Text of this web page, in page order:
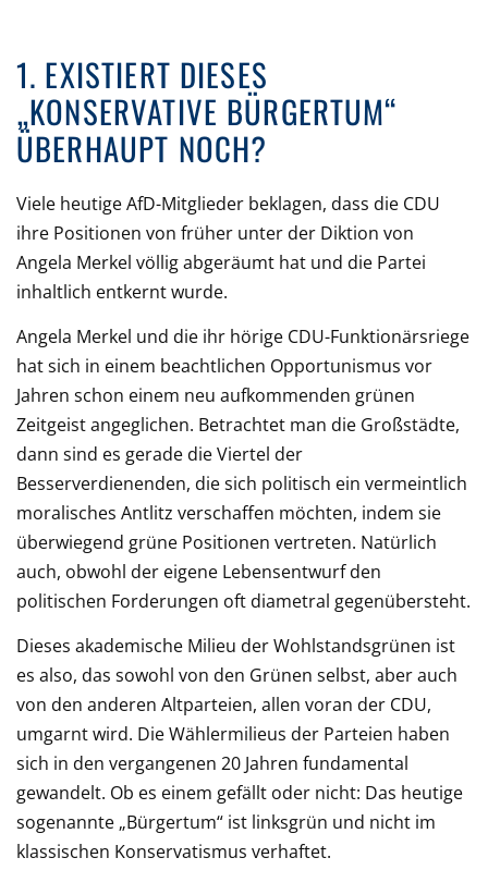
1. EXISTIERT DIESES
„KONSERVATIVE BÜRGERTUM“
ÜBERHAUPT NOCH?
Viele heutige AfD-Mitglieder beklagen, dass die CDU
ihre Positionen von früher unter der Diktion von
Angela Merkel völlig abgeräumt hat und die Partei
inhaltlich entkernt wurde.
Angela Merkel und die ihr hörige CDU-Funktionärsriege
hat sich in einem beachtlichen Opportunismus vor
Jahren schon einem neu aufkommenden grünen
Zeitgeist angeglichen. Betrachtet man die Großstädte,
dann sind es gerade die Viertel der
Besserverdienenden, die sich politisch ein vermeintlich
moralisches Antlitz verschaffen möchten, indem sie
überwiegend grüne Positionen vertreten. Natürlich
auch, obwohl der eigene Lebensentwurf den
politischen Forderungen oft diametral gegenübersteht.
Dieses akademische Milieu der Wohlstandsgrünen ist
es also, das sowohl von den Grünen selbst, aber auch
von den anderen Altparteien, allen voran der CDU,
umgarnt wird. Die Wählermilieus der Parteien haben
sich in den vergangenen 20 Jahren fundamental
gewandelt. Ob es einem gefällt oder nicht: Das heutige
sogenannte „Bürgertum“ ist linksgrün und nicht im
klassischen Konservatismus verhaftet.